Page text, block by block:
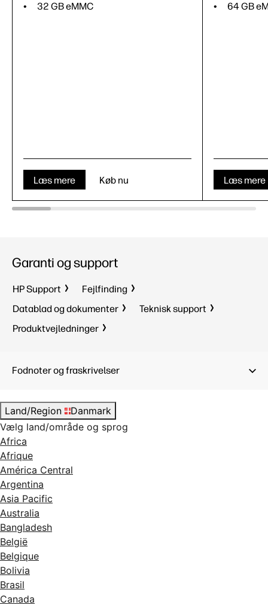
32 GB eMMC
Læs mere Køb nu
64 GB
Læs mere
Garanti og support
HP Support
Fejlfinding
Datablad og dokumenter
Teknisk support
Produktvejledninger
Fodnoter og fraskrivelser
Land/Region
Danmark
Vælg land/område og sprog
Africa
Afrique
América Central
Argentina
Asia Pacific
Australia
Bangladesh
België
Belgique
Bolivia
Brasil
Canada